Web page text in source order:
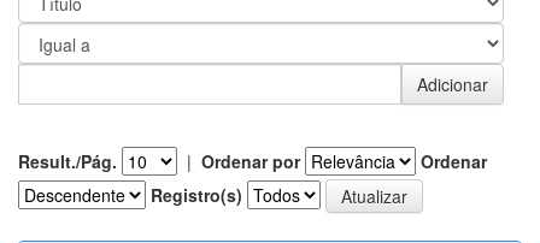
Result./Pág. | Ordenar por
Ordenar
Registro(s)